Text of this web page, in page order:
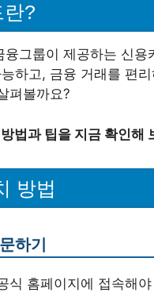
란?
융그룹이 제공하는 신
하고, 금융 거래를 편
펴볼까요?
법과 팁을 지금 확인해
방법
하기
식 홈페이지에 접속해